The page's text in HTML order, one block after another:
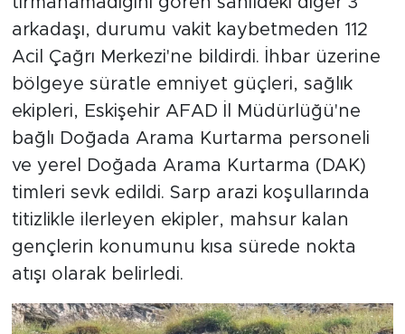
arkadaşı, durumu vakit kaybetmeden 112
Acil Çağrı Merkezi'ne bildirdi. İhbar üzerine
bölgeye süratle emniyet güçleri, sağlık
ekipleri, Eskişehir AFAD İl Müdürlüğü'ne
bağlı Doğada Arama Kurtarma personeli
ve yerel Doğada Arama Kurtarma (DAK)
timleri sevk edildi. Sarp arazi koşullarında
titizlikle ilerleyen ekipler, mahsur kalan
gençlerin konumunu kısa sürede nokta
atışı olarak belirledi.